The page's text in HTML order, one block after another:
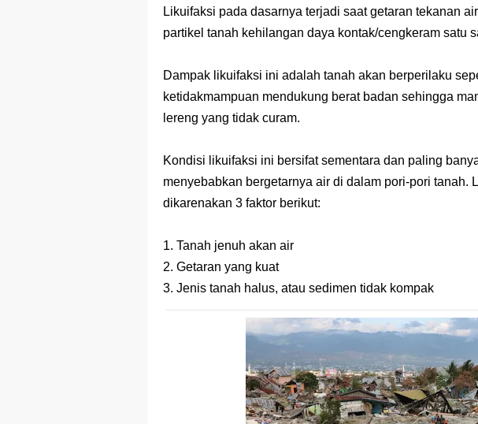
Latihan Soal TKA Geografi 2025
STOP Belajar Geografi Pakai Cara
Ebook Prediksi 150 Soal TKA
Menjadi Pengajar Jaman Sekarang
Likuifaksi pada dasarnya terjadi saat getaran tekanan
partikel tanah kehilangan daya kontak/cengkeram satu
Dampak likuifaksi ini adalah tanah akan berperilaku
ketidakmampuan mendukung berat badan sehingga
lereng yang tidak curam.
Kondisi likuifaksi ini bersifat sementara dan paling
menyebabkan bergetarnya air di dalam pori-pori tanah.
dikarenakan 3 faktor berikut:
1. Tanah jenuh akan air
2. Getaran yang kuat
3. Jenis tanah halus, atau sedimen tidak kompak